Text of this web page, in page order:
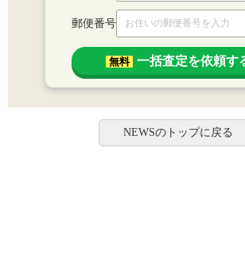
郵便番号
無料 一括査定を依頼す
NEWSのトップに戻る